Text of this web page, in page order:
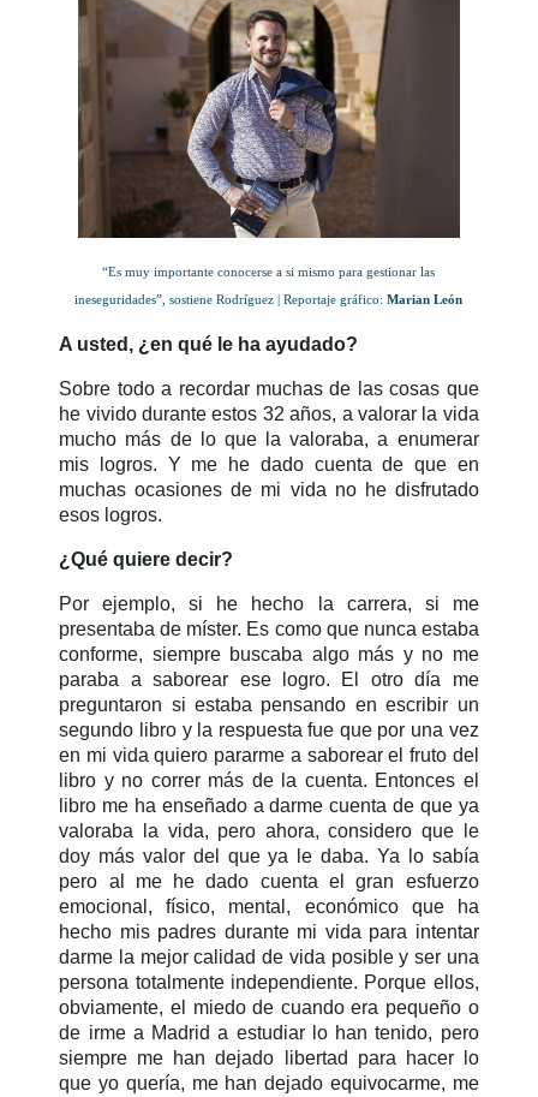
“Es muy importante conocerse a si mismo para gestionar las
ineseguridades”, sostiene Rodríguez | Reportaje gráfico:Marian León
A usted, ¿en qué le ha ayudado?
Sobre todo a recordar muchas de las cosas que
he vivido durante estos 32 años, a valorar la vida
mucho más de lo que la valoraba, a enumerar
mis logros. Y me he dado cuenta de que en
muchas ocasiones de mi vida no he disfrutado
esos logros.
¿Qué quiere decir?
Por ejemplo, si he hecho la carrera, si me
presentaba de míster. Es como que nunca estaba
conforme, siempre buscaba algo más y no me
paraba a saborear ese logro. El otro día me
preguntaron si estaba pensando en escribir un
segundo libro y la respuesta fue que por una vez
en mi vida quiero pararme a saborear el fruto del
libro y no correr más de la cuenta. Entonces el
libro me ha enseñado a darme cuenta de que ya
valoraba la vida, pero ahora, considero que le
doy más valor del que ya le daba. Ya lo sabía
pero al me he dado cuenta el gran esfuerzo
emocional, físico, mental, económico que ha
hecho mis padres durante mi vida para intentar
darme la mejor calidad de vida posible y ser una
persona totalmente independiente. Porque ellos,
obviamente, el miedo de cuando era pequeño o
de irme a Madrid a estudiar lo han tenido, pero
siempre me han dejado libertad para hacer lo
que yo quería, me han dejado equivocarme, me